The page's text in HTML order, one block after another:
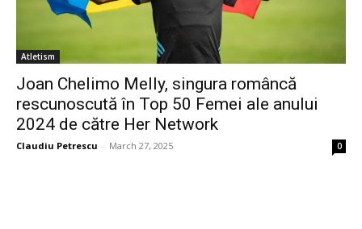
Atletism
Joan Chelimo Melly, singura româncă
rescunoscută în Top 50 Femei ale anului
2024 de către Her Network
Claudiu Petrescu - March 27, 2025 0